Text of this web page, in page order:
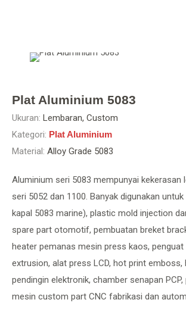
Plat Aluminium 5083
Ukuran: Lembaran, Custom
Kategori: Plat Aluminium
Material: Alloy Grade 5083
Aluminium seri 5083 mempunyai kekerasan
seri 5052 dan 1100. Banyak digunakan
kapal 5083 marine), plastic mold injection
spare part otomotif, pembuatan breket
heater pemanas mesin press kaos,
extrusion, alat press LCD, hot print emboss,
pendingin elektronik, chamber senapan
mesin custom part CNC fabrikasi dan